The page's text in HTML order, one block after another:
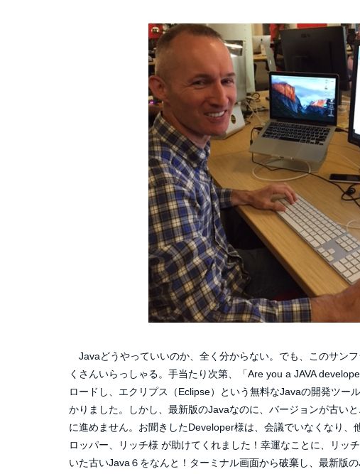
Javaどうやっていいのか、全く分からない。でも、このサン
くさんいらっしゃる。手当たり次第、「Are you a JAVA
ロードし、エクリプス（Eclipse）という無料なJavaの開発ツー
かりました。しかし、最新版のJavaなのに、バージョンが古い
に進めません。お聞きしたDeveloper様は、会議でいなくなり
ロッパー、リッチ様 が助けてくれました！幸運なことに、リッ
いた古いJava６をなんと！ターミナル画面から破棄し、最新版